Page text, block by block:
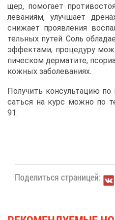
щер, по­мо­га­ет
ле­ва­ни­ям, улуч­ша­ет
сни­жа­ет про­яв­ле­ния
тель­ных пу­тей. Соль
эф­фек­та­ми, про­це­ду­ру
пи­че­ском дер­ма­ти­те,
кож­ных за­бо­ле­ва­ни­ях.
По­лу­чить кон­суль­та­цию
сать­ся на курс мож­но по
91.
По­де­лить­ся стра­ни­цей: